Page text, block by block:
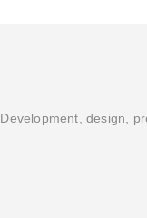
Development, design,